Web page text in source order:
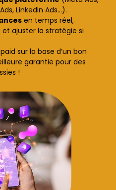
LinkedIn Ads…).
en temps réel,
ajuster la stratégie si
sur la base d’un bon
garantie pour des
!